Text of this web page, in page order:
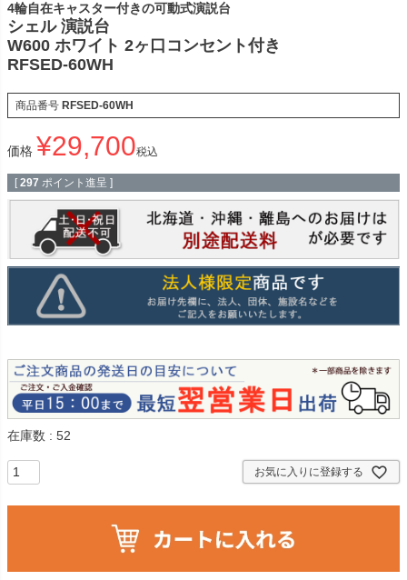
4輪自在キャスター付きの可動式演説台
シェル 演説台
W600 ホワイト 2ヶ口コンセント付き
RFSED-60WH
商品番号 RFSED-60WH
価格 ¥29,700税込
[ 297 ポイント進呈 ]
在庫数 52
お気に入りに登録する